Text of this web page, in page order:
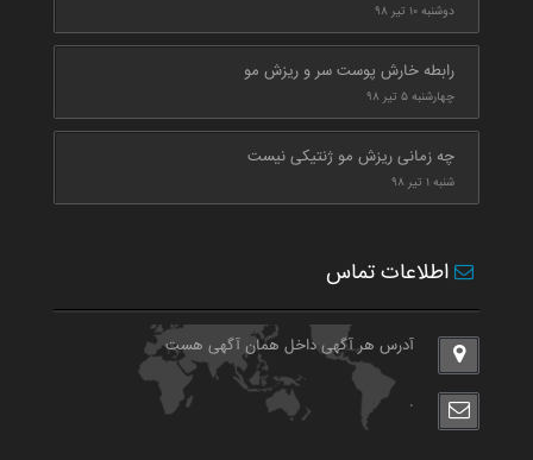
دوشنبه ۱۰ تیر ۹۸
رابطه خارش پوست سر و ریزش مو
چهارشنبه ۵ تیر ۹۸
چه زمانی ریزش مو ژنتیکی نیست
شنبه ۱ تیر ۹۸
اطلاعات تماس
آدرس هر آگهی داخل همان آگهی هست
.